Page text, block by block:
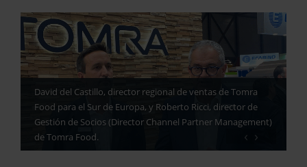
David del Castillo, director regional de ventas de Tomra
Food para el Sur de Europa, y Roberto Ricci, director de
Gestión de Socios (Director Channel Partner Management)
de Tomra Food.
‹ ›